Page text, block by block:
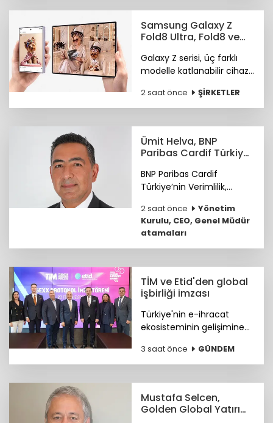
önde olduğunu öne
çıkardı.
Samsung Galaxy Z
Fold8 Ultra, Fold8 ve
marketlerde
Galaxy Z serisi, üç farklı
modelle katlanabilir cihaz
sayfa açıyor.
2 saat önce ŞİRKETLER
Ümit Helva, BNP
Paribas Cardif Türkiye
BNP Paribas Cardif
Türkiye’nin Verimlilik,
Operasyondan Sorumlu
Genel Müdür Yardımcılığı
görevine Ümit Helva
atandı.
2 saat önce
Yönetim
Kurulu, CEO, Genel Müdür
atamaları
TİM ve Etid'den global
işbirliği imzası
Türkiye'nin e-ihracat
ekosisteminin gelişimine
ihracatçıların küresel
pazarlardaki rekabet
ETİD ile TİM arasında iş
birliği protokolü imzalandı.
3 saat önce GÜNDEM
Mustafa Selcen,
Golden Global Yatırım